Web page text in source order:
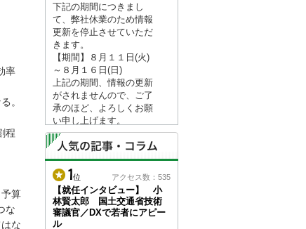
率
。
程
算
な
な
下記の期間につきまし
て、弊社休業のため情報
更新を停止させていただ
きます。
【期間】８月１１日(火)
～８月１６日(日)
上記の期間、情報の更新
がされませんので、ご了
承のほど、よろしくお願
い申し上げます。
なお、情報は８月１７日
(月)より登録されます。
2026/04/23
●ゴールデンウィークに
伴う情報更新停止のお知
らせ(05/02～05/10)●
1位 アクセス数：535
【就任インタビュー】 小
林賢太郎 国土交通省技術
審議官／DXで若者にアピー
ル